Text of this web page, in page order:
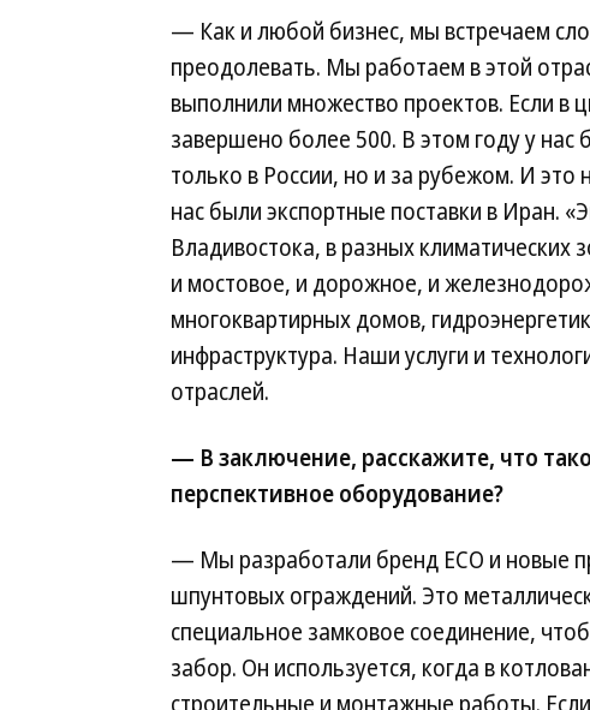
— Как и любой бизнес, мы встречаем
преодолевать. Мы работаем в этой
выполнили множество проектов. Если в
завершено более 500. В этом году у
только в России, но и за рубежом. И это
нас были экспортные поставки в Иран.
Владивостока, в разных климатических
и мостовое, и дорожное, и
многоквартирных домов,
инфраструктура. Наши услуги и
отраслей.
— В заключение, расскажите, что
перспективное оборудование?
— Мы разработали бренд ECO и новые
шпунтовых ограждений. Это
специальное замковое соединение,
забор. Он используется, когда в